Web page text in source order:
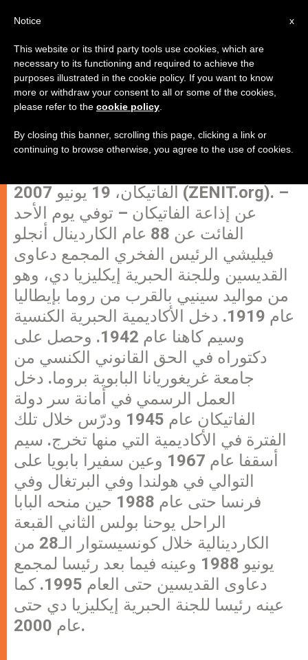
البابا يبرق معزيا بوفاة الكاردينال أنجلو
فيليشي الرئيس الفخري لمجمع
دعاوى القديسين
الفاتيكان، 19 يونيو 2007 (ZENIT.org). –
عن إذاعة الفاتيكان – توفي يوم الأحد
الفائت عن 88 عام الكاردينال أنجلو
فيليشي الرئيس الفخري المجمع دعاوى
القديسين وللجنة الحبرية إيكليزيا دي، وهو
من مواليد سينيي بالقرب من روما بإيطاليا
عام 1919. دخل الأكاديمية الحبرية الكنسية
وسيم كاهنا عام 1942. وحصل على
دكتوراه في الحق القانوني الكنسي من
جامعة غريغوريانا البابوية بروما. دخل
العمل الرسمي في أمانة سر دولة
الفاتيكان عام 1945 ودرّس خلال تلك
الفترة في الأكاديمية التي منها تخرج. سيم
أسقفا عام 1967 وعين سفيرا بابويا على
التوالي في هولندا وفي البرتغال وفي
فرنسا حتى عام 1988 حين منحه البابا
الراحل يوحنا بولس الثاني القبعة
الكاردينالية خلال كونسيستوار الـ28 من
يونيو 1988 وعينه فيما بعد رئيسا لمجمع
دعاوى القديسين حتى العام 1995. كما
عينه رئيسا للجنة الحبرية إيكليزيا دي حتى
عام 2000.
x
Notice
This website or its third party tools use cookies, which are
necessary to its functioning and required to achieve the
purposes illustrated in the cookie policy. If you want to know
more or withdraw your consent to all or some of the cookies,
please refer to the cookie policy
By closing this banner, scrolling this page, clicking a link or
continuing to browse otherwise, you agree to the use of cookies.